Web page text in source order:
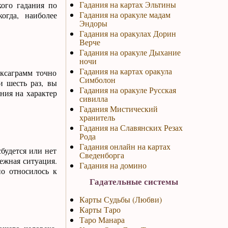
гадания по
наиболее
точно
шесть раз, вы
на характер
или нет
ситуация.
относилось к
Гадания на картах Эльтины
Гадания на оракуле мадам
Эндоры
Гадания на оракулах Дорин
Верче
Гадания на оракуле Дыхание
ночи
Гадания на картах оракула
Симболон
Гадания на оракуле Русская
сивилла
Гадания Мистический
хранитель
Гадания на Славянских Резах
Рода
Гадания онлайн на картах
Сведенборга
Гадания на домино
Гадательные системы
Карты Судьбы (Любви)
Карты Таро
Таро Манара